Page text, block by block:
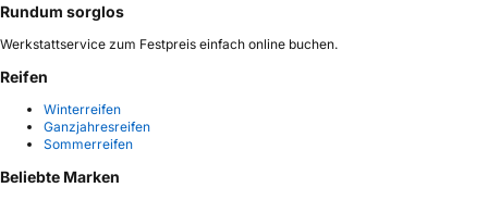
Rundum sorglos
Werkstattservice zum Festpreis einfach online buchen.
Reifen
Winterreifen
Ganzjahresreifen
Sommerreifen
Beliebte Marken